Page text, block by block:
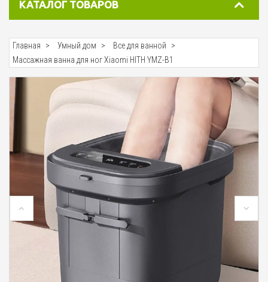
КАТАЛОГ ТОВАРОВ
Главная Умный дом
Все для ванной
Массажная ванна для ног Xiaomi HITH YMZ-B1